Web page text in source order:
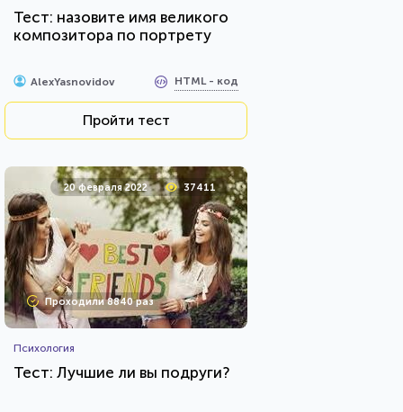
Тест: назовите имя великого
композитора по портрету
AlexYasnovidov HTML - код
Пройти тест
20 февраля 2022 37411
Проходили 8840 раз
Психология
Тест: Лучшие ли вы подруги?